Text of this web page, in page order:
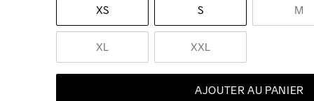
XS S M
XL XXL
AJOUTER AU PANIER